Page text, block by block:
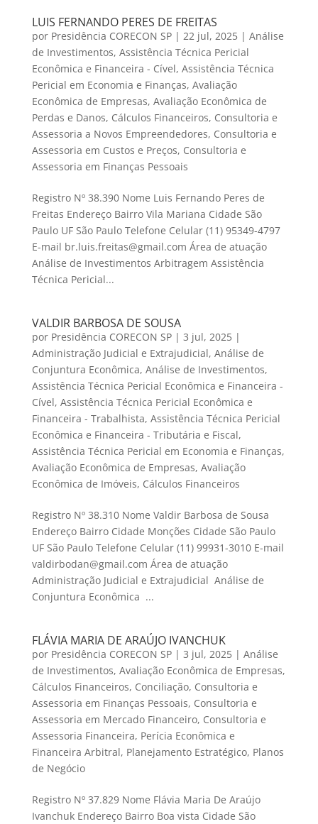
LUIS FERNANDO PERES DE FREITAS
por Presidência CORECON SP| 22 jul, 2025| Análise
de Investimentos, Assistência Técnica Pericial
Econômica e Financeira - Cível, Assistência Técnica
Pericial em Economia e Finanças, Avaliação
Econômica de Empresas, Avaliação Econômica de
Perdas e Danos, Cálculos Financeiros, Consultoria e
Assessoria a Novos Empreendedores, Consultoria e
Assessoria em Custos e Preços, Consultoria e
Assessoria em Finanças Pessoais
Registro Nº 38.390 Nome Luis Fernando Peres de
Freitas Endereço Bairro Vila Mariana Cidade São
Paulo UF São Paulo Telefone Celular (11) 95349-4797
E-mail br.luis.freitas@gmail.com Área de atuação
Análise de Investimentos Arbitragem Assistência
Técnica Pericial...
VALDIR BARBOSA DE SOUSA
por Presidência CORECON SP| 3 jul, 2025|
Administração Judicial e Extrajudicial, Análise de
Conjuntura Econômica, Análise de Investimentos,
Assistência Técnica Pericial Econômica e Financeira -
Cível, Assistência Técnica Pericial Econômica e
Financeira - Trabalhista, Assistência Técnica Pericial
Econômica e Financeira - Tributária e Fiscal,
Assistência Técnica Pericial em Economia e Finanças,
Avaliação Econômica de Empresas, Avaliação
Econômica de Imóveis, Cálculos Financeiros
Registro Nº 38.310 Nome Valdir Barbosa de Sousa
Endereço Bairro Cidade Monções Cidade São Paulo
UF São Paulo Telefone Celular (11) 99931-3010 E-mail
valdirbodan@gmail.com Área de atuação
Administração Judicial e Extrajudicial Análise de
Conjuntura Econômica ...
FLÁVIA MARIA DE ARAÚJO IVANCHUK
por Presidência CORECON SP| 3 jul, 2025| Análise
de Investimentos, Avaliação Econômica de Empresas,
Cálculos Financeiros, Conciliação, Consultoria e
Assessoria em Finanças Pessoais, Consultoria e
Assessoria em Mercado Financeiro, Consultoria e
Assessoria Financeira, Perícia Econômica e
Financeira Arbitral, Planejamento Estratégico, Planos
de Negócio
Registro Nº 37.829 Nome Flávia Maria De Araújo
Ivanchuk Endereço Bairro Boa vista Cidade São